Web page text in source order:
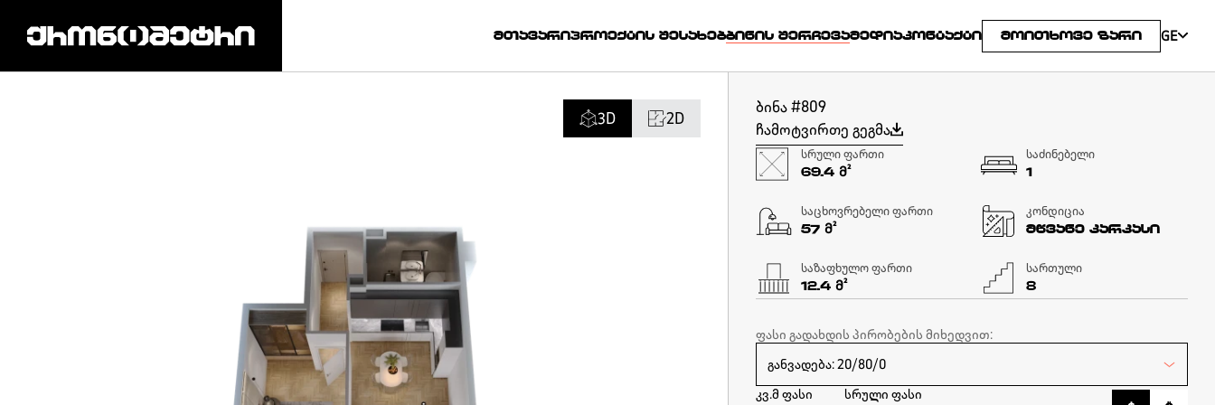
ᲛᲗᲐᲕᲐᲠᲘᲞᲠᲝᲔᲥᲢᲘᲡ ᲨᲔᲡᲐᲮᲔᲑᲑᲘᲜᲘᲡ ᲨᲔᲠᲩᲔᲕᲐᲛᲔᲓᲘᲐᲙᲝᲜᲢᲐᲥᲢᲘ ᲛᲝᲘᲗᲮᲝᲕᲔ ᲖᲐᲠᲘ GE
3D 2D
ბინა #809
ჩამოტვირთე გეგმა
სრული ფართი
69.4Მ²
საძინებელი
1
საცხოვრებელი ფართი
57Მ²
კონდიცია
მწვანე კარკასი
საზაფხულო ფართი
12.4Მ²
სართული
8
ფასი გადახდის პირობების მიხედვით:
კვ.მ ფასი
სრული ფასი